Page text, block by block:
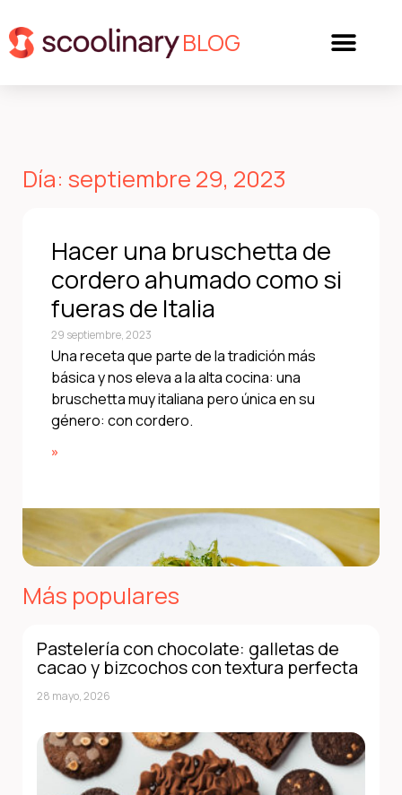
BLOG
Día: septiembre 29, 2023
Hacer una bruschetta de
cordero ahumado como si
fueras de Italia
29 septiembre, 2023
Una receta que parte de la tradición más
básica y nos eleva a la alta cocina: una
bruschetta muy italiana pero única en su
género: con cordero.
»
Más populares
Pastelería con chocolate: galletas de
cacao y bizcochos con textura perfecta
28 mayo, 2026